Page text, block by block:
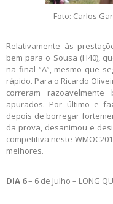
Foto: Carlos
Relativamente às
bem para o Sousa (H40),
na final “A”, mesmo que
rápido. Para o Ricardo
correram
apurados. Por último e
depois de borregar
da prova, desanimou e
competitiva neste
melhores.
DIA 6– 6 de Julho – LONG